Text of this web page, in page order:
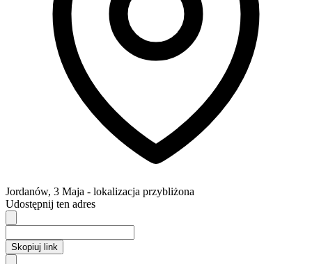
Jordanów, 3 Maja - lokalizacja przybliżona
Udostępnij ten adres
Skopiuj link